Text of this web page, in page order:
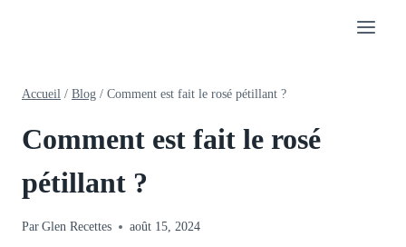
Accueil / Blog / Comment est fait le rosé pétillant ?
Comment est fait le rosé
pétillant ?
Par Glen Recettes août 15, 2024